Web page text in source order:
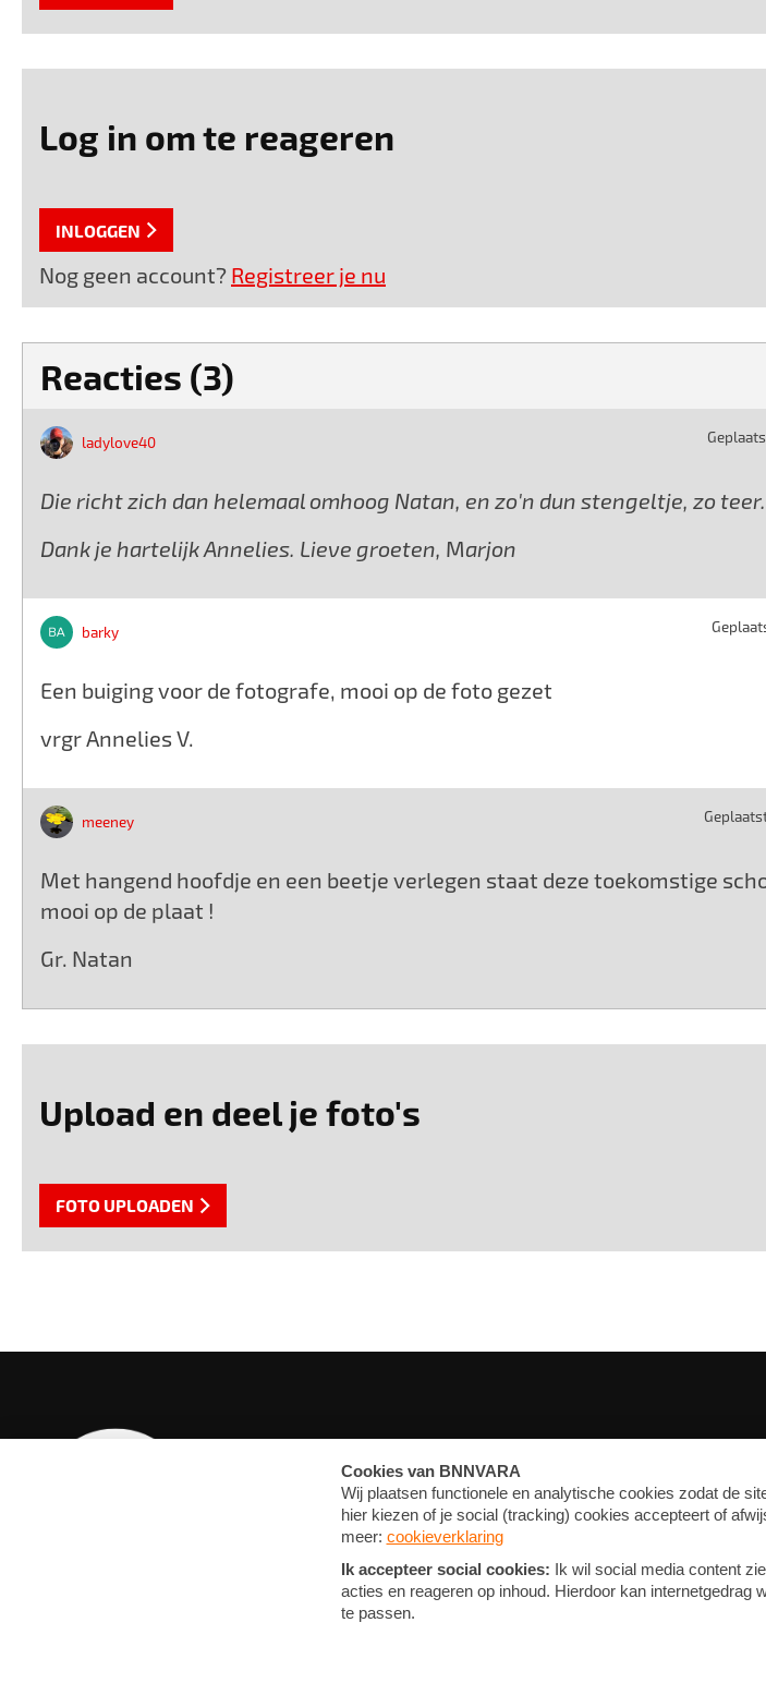
Log in om te reageren
INLOGGEN
Nog geen account? Registreer je nu
Reacties (3)
ladylove40
Die richt zich dan helemaal omhoog Natan, en zo'n dun stengeltje, zo
Dank je hartelijk Annelies. Lieve groeten, Marjon
barky
Een buiging voor de fotografe, mooi op de foto gezet
vrgr Annelies V.
meeney
Met hangend hoofdje en een beetje verlegen staat deze toekomstige
mooi op de plaat !
Gr. Natan
Upload en deel je foto's
FOTO UPLOADEN
CONTACT
PRIVACY EN